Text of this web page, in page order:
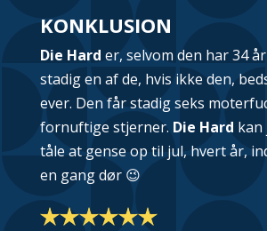
KONKLUSION
Die Hard er, selvom den har 34
stadig en af de, hvis ikke den,
ever. Den får stadig seks
fornuftige stjerner. Die Hard kan
tåle at gense op til jul, hvert år,
en gang dør 😉